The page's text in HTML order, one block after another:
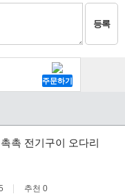
등록
촉 전기구이 오다리
추천 0